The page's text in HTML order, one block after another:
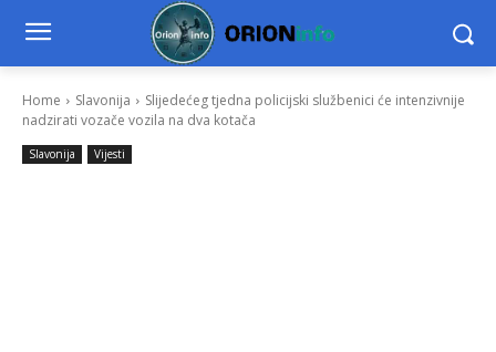
Home Slavonija
Slijedećeg tjedna policijski službenici će intenzivnije
nadzirati vozače vozila na dva kotača
Slavonija Vijesti